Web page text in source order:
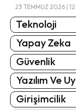
23 TEMMUZ 2026 |
Teknoloji
Yapay Zeka
Güvenlik
Yazılım Ve
Girişimcilik